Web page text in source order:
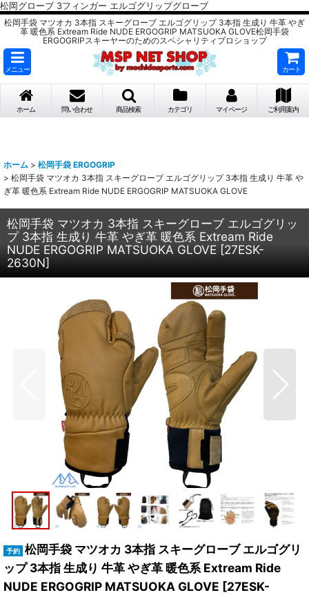
松岡グローブ 3フィンガー エルゴグリップグローブ
松岡手袋 マツオカ 3本指 スキーグローブ エルゴグリップ 3本指 生成り 牛革 やぎ
革 暖色系 Extream Ride NUDE ERGOGRIP MATSUOKA GLOVE松岡手袋
ERGOGRIPスキーヤーのためのスペシャリティプロショップ
メニュー カート
ホーム 問い合わせ 商品検索 カテゴリ マイページ ご利用案内
ホーム > 松岡手袋 ERGOGRIP
> 松岡手袋 マツオカ 3本指 スキーグローブ エルゴグリップ 3本指 生成り 牛革 や
ぎ革 暖色系 Extream Ride NUDE ERGOGRIP MATSUOKA GLOVE
松岡手袋 マツオカ 3本指 スキーグローブ エルゴグリッ
プ 3本指 生成り 牛革 やぎ革 暖色系 Extream Ride
NUDE ERGOGRIP MATSUOKA GLOVE [27ESK-
2630N]
松岡手袋 マツオカ 3本指 スキーグローブ エルゴグリ
ップ 3本指 生成り 牛革 やぎ革 暖色系 Extream Ride
NUDE ERGOGRIP MATSUOKA GLOVE [27ESK-